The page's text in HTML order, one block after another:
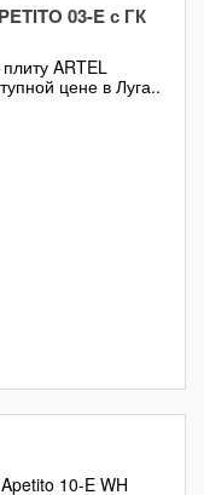
03-E с ГК
ARTEL
цене в Луга..